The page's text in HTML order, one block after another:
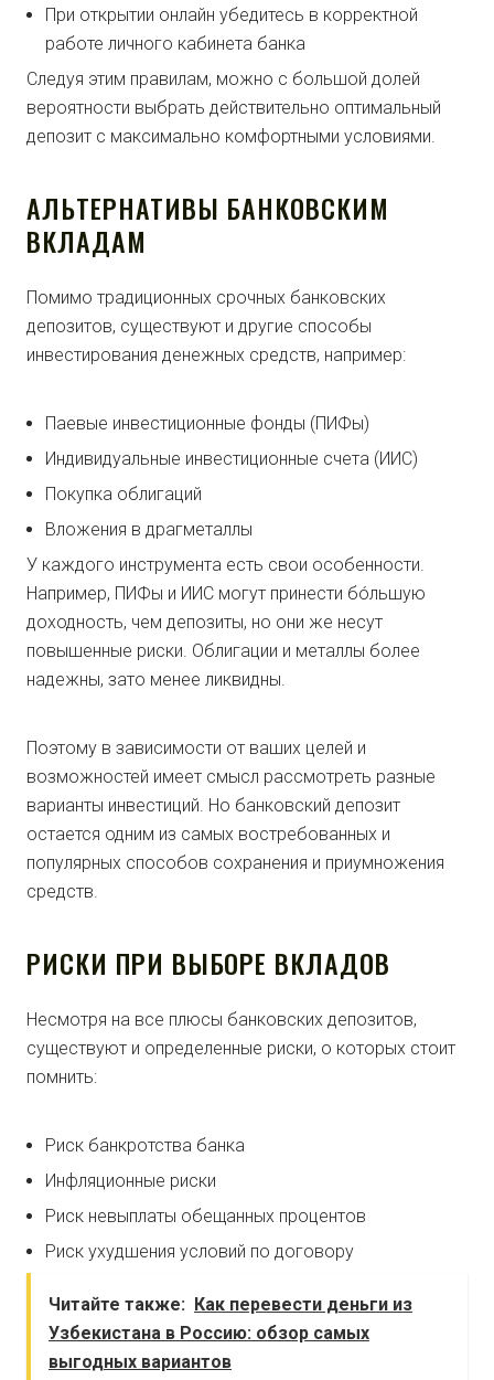
При открытии онлайн убедитесь в корректной
работе личного кабинета банка
Следуя этим правилам, можно с большой долей
вероятности выбрать действительно оптимальный
депозит с максимально комфортными условиями.
АЛЬТЕРНАТИВЫ БАНКОВСКИМ
ВКЛАДАМ
Помимо традиционных срочных банковских
депозитов, существуют и другие способы
инвестирования денежных средств, например:
Паевые инвестиционные фонды (ПИФы)
Индивидуальные инвестиционные счета (ИИС)
Покупка облигаций
Вложения в драгметаллы
У каждого инструмента есть свои особенности.
Например, ПИФы и ИИС могут принести бóльшую
доходность, чем депозиты, но они же несут
повышенные риски. Облигации и металлы более
надежны, зато менее ликвидны.
Поэтому в зависимости от ваших целей и
возможностей имеет смысл рассмотреть разные
варианты инвестиций. Но банковский депозит
остается одним из самых востребованных и
популярных способов сохранения и приумножения
средств.
РИСКИ ПРИ ВЫБОРЕ ВКЛАДОВ
Несмотря на все плюсы банковских депозитов,
существуют и определенные риски, о которых стоит
помнить:
Риск банкротства банка
Инфляционные риски
Риск невыплаты обещанных процентов
Риск ухудшения условий по договору
Читайте также: Как перевести деньги из
Узбекистана в Россию: обзор самых
выгодных вариантов